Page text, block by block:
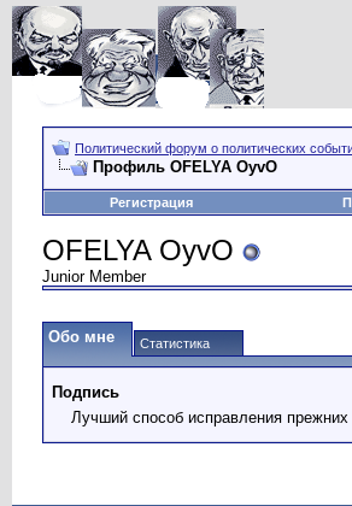
Политический форум о политических
Профиль OFELYA ОyvО
Регистрация
OFELYA ОyvО
Junior Member
Обо мне Статистика
Подпись
Лучший способ исправления